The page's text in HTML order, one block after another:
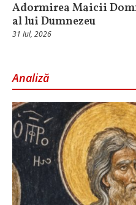
Adormirea Maicii
al lui Dumnezeu
31 Iul, 2026
Analiză